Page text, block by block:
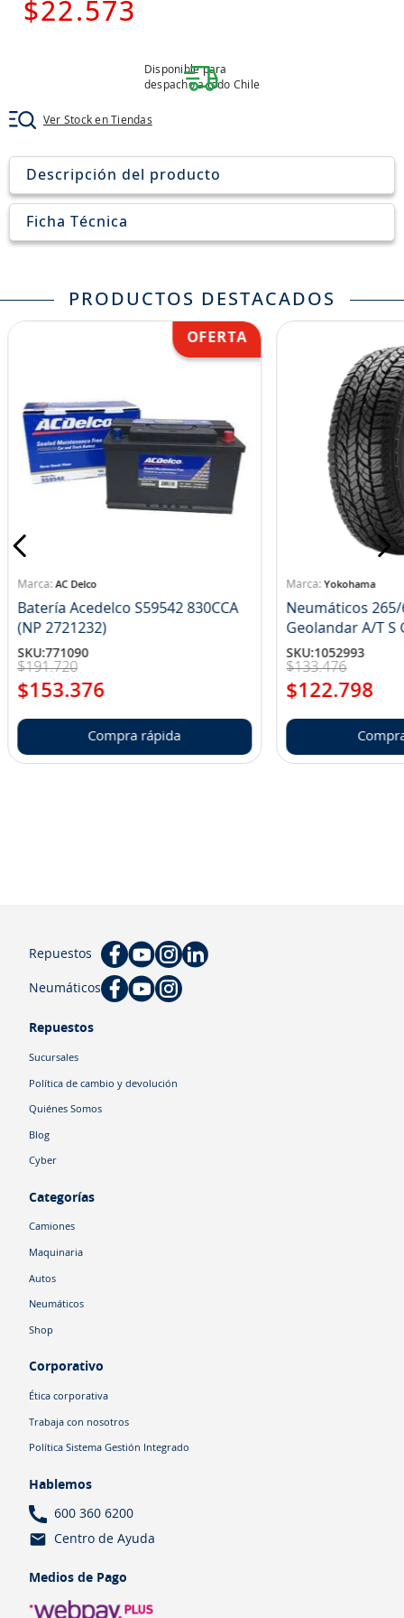
$22 .573
Disponible para
despacho a todo Chile
Ver Stock en Tiendas
Descripción del producto
Ficha Técnica
PRODUCTOS DESTACADOS
AC Delco
Batería Acedelco S59542 830CCA
(NP 2721232)
SKU:771090
$191.720
$153.376
Compra rápida
Yokohama
Neumáticos 265/
SKU:1052993
$133.476
$122.798
Repuestos
Neumáticos
Repuestos
Sucursales
Política de cambio y devolución
Quiénes Somos
Blog
Cyber
Categorías
Camiones
Maquinaria
Autos
Neumáticos
Shop
Corporativo
Ética corporativa
Trabaja con nosotros
Política Sistema Gestión Integrado
Hablemos
600 360 6200
Centro de Ayuda
Medios de Pago
7.
jockey